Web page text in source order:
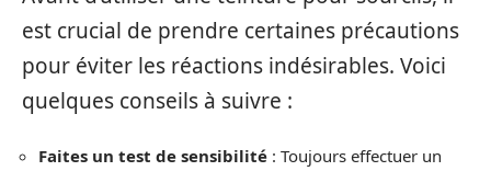
est crucial de prendre certaines précautions
pour éviter les réactions indésirables. Voici
quelques conseils à suivre :
Faites un test de sensibilité : Toujours effectuer un